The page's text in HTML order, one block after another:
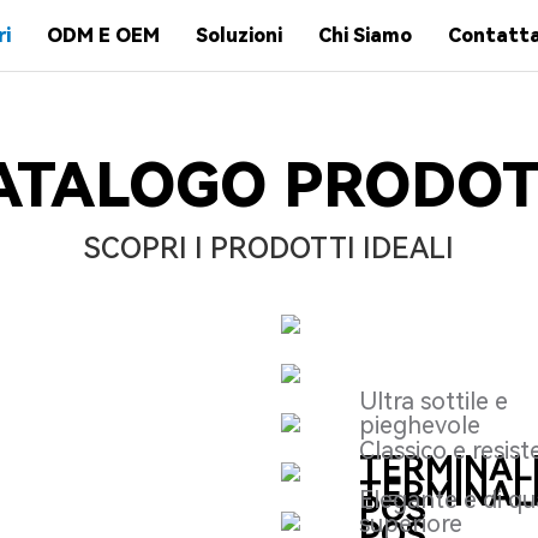
ODM E OEM Soluzioni Chi Siamo
SCOPRI I PRODOTTI IDEALI
Ultra sottile e
pieghevole
POS
Classico e
Elegante e di
superiore